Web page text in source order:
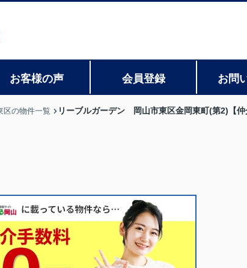
お客様の声 会員登録 お問
区の物件一覧 リーブルガーデン 岡山市東区金岡東町(第2)【仲